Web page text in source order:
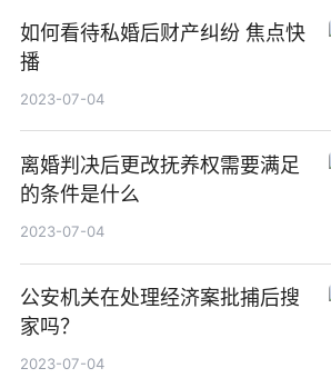
如何看待私婚后财产纠纷 焦点快
播
2023-07-04
离婚判决后更改抚养权需要满足
的条件是什么
2023-07-04
公安机关在处理经济案批捕后搜
家吗？
2023-07-04